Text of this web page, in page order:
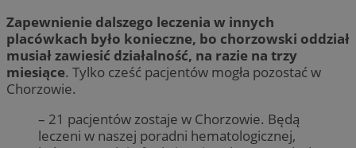
Zapewnienie dalszego leczenia w innych
placówkach było konieczne, bo chorzowski oddział
musiał zawiesić działalność, na razie na trzy
miesiące. Tylko cześć pacjentów mogła pozostać w
Chorzowie.
– 21 pacjentów zostaje w Chorzowie. Będą
leczeni w naszej poradni hematologicznej,